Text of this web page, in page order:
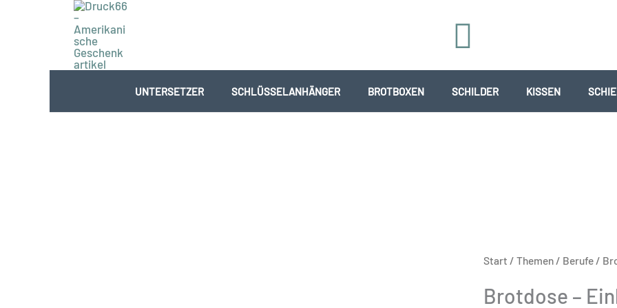
UNTERSETZER SCHLÜSSELANHÄNGER BROTBOXEN SCHILDER KISSEN
Start / Themen / Berufe /
Brotdose –
Brotdose
Einhorn